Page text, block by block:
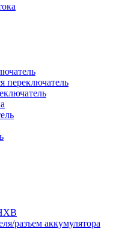
переключатель
разъем аккумулятора